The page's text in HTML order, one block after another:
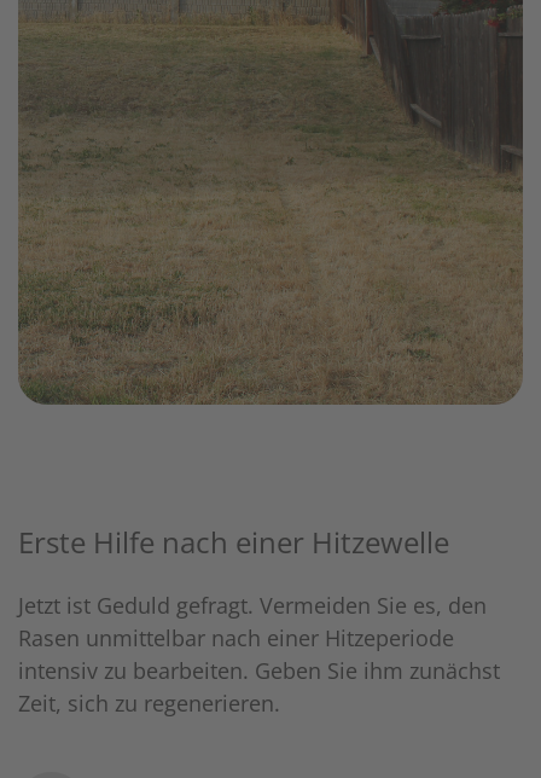
Erste Hilfe nach einer Hitzewelle
Jetzt ist Geduld gefragt. Vermeiden Sie es, den
Rasen unmittelbar nach einer Hitzeperiode
intensiv zu bearbeiten. Geben Sie ihm zunächst
Zeit, sich zu regenerieren.